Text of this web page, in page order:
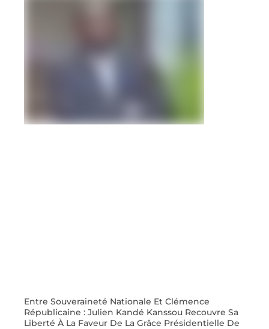
Entre Souveraineté Nationale Et Clémence
Républicaine : Julien Kandé Kanssou Recouvre Sa
Liberté À La Faveur De La Grâce Présidentielle De